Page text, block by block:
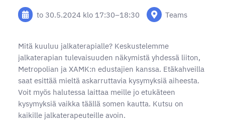
to 30.5.2024 klo 17:30–18:30 Teams
Mitä kuuluu jalkaterapialle? Keskustelemme
jalkaterapian tulevaisuuden näkymistä yhdessä liiton,
Metropolian ja XAMK:n edustajien kanssa. Etäkahveilla
saat esittää mieltä askarruttavia kysymyksiä aiheesta.
Voit myös halutessa laittaa meille jo etukäteen
kysymyksiä vaikka täällä somen kautta. Kutsu on
kaikille jalkaterapeuteille avoin.